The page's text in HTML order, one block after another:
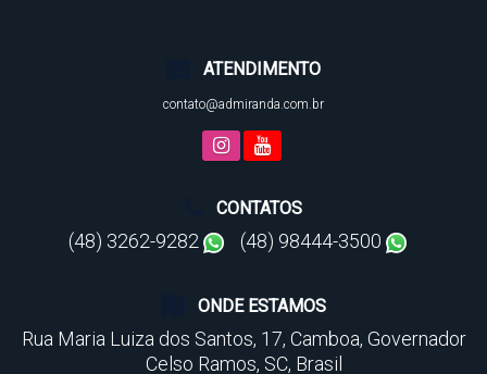
ATENDIMENTO
contato@admiranda.com.br
CONTATOS
(48) 3262-9282 (48) 98444-3500
ONDE ESTAMOS
Rua Maria Luiza dos Santos, 17, Camboa, Governador
Celso Ramos, SC, Brasil